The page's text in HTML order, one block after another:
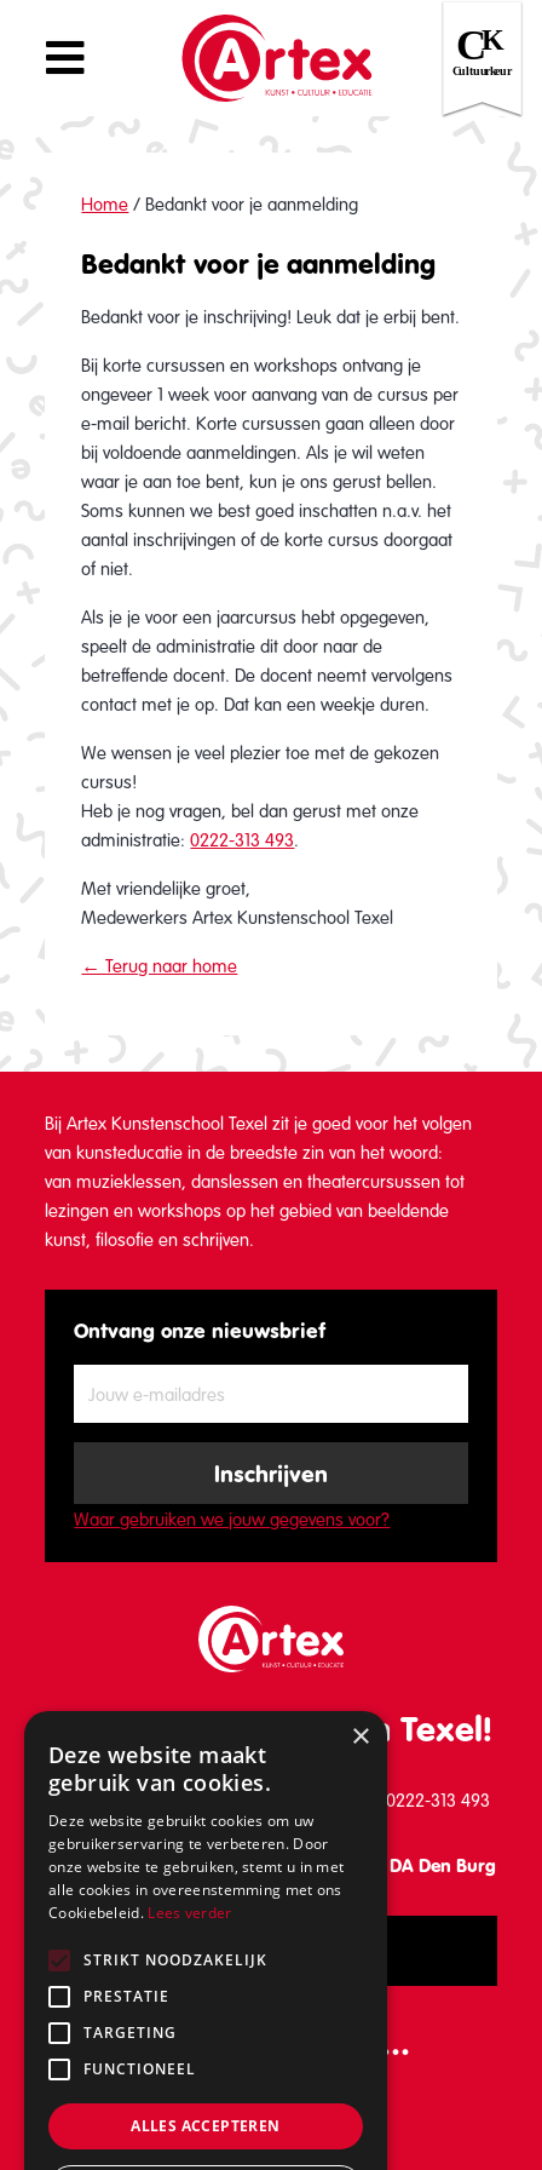
Home /Bedankt voor je aanmelding
Bedankt voor je aanmelding
Bedankt voor je inschrijving! Leuk dat je erbij bent.
Bij korte cursussen en workshops ontvang je
ongeveer 1 week voor aanvang van de cursus per
e-mail bericht. Korte cursussen gaan alleen door
bij voldoende aanmeldingen. Als je wil weten
waar je aan toe bent, kun je ons gerust bellen.
Soms kunnen we best goed inschatten n.a.v. het
aantal inschrijvingen of de korte cursus doorgaat
of niet.
Als je je voor een jaarcursus hebt opgegeven,
speelt de administratie dit door naar de
betreffende docent. De docent neemt vervolgens
contact met je op. Dat kan een weekje duren.
We wensen je veel plezier toe met de gekozen
cursus!
Heb je nog vragen, bel dan gerust met onze
administratie:0222-313 493.
Met vriendelijke groet,
Medewerkers Artex Kunstenschool Texel
← Terug naar home
Bij Artex Kunstenschool Texel zit je goed voor het volgen
van kunsteducatie in de breedste zin van het woord:
van muzieklessen, danslessen en theatercursussen tot
lezingen en workshops op het gebied van beeldende
kunst, filosofie en schrijven.
Ontvang onze nieuwsbrief
Waar gebruiken we jouw gegevens voor?
De leukste school van Texel!
Schilderend 39, 1791 BB Den Burg, telefoon: 0222-313 493
Vanaf 31 augustus: Keesomlaan 15, 1791 DA Den Burg
Bel
Volg ons ook op...
×
Deze website maakt
gebruik van cookies.
Deze website gebruikt cookies om uw
gebruikerservaring te verbeteren. Door
onze website te gebruiken, stemt u in met
alle cookies in overeenstemming met ons
Cookiebeleid. Lees verder
STRIKT NOODZAKELIJK
PRESTATIE
TARGETING
FUNCTIONEEL
ALLES ACCEPTEREN